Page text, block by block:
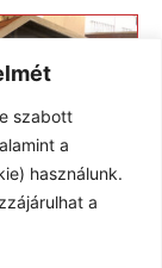
szabott
a
használunk.
a